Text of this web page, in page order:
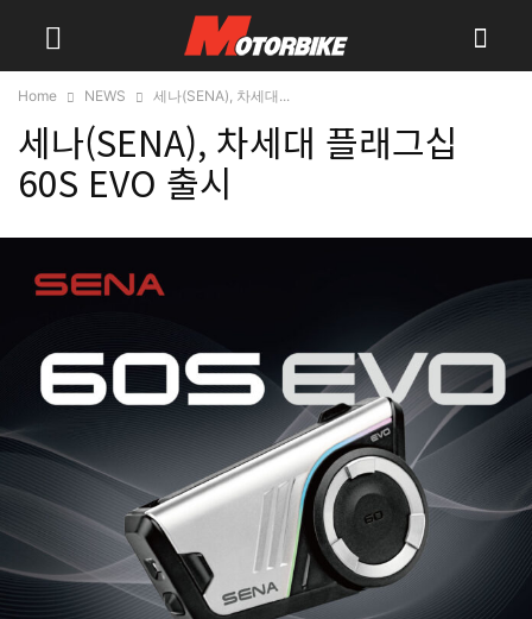
Home NEWS 세나(SENA), 차세대...
세나(SENA), 차세대 플래그십
60S EVO 출시